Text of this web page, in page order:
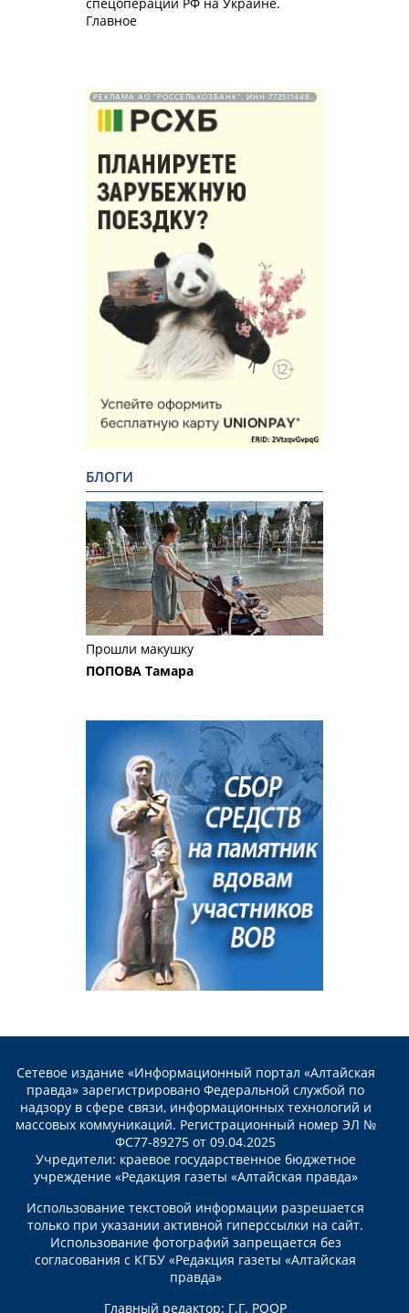
Главное
РЕКЛАМА АО "РОССЕЛЬХОЗБАНК". ИНН 772511448.
БЛОГИ
Прошли макушку
ПОПОВА Тамара
Сетевое издание «Информационный портал «Алтайская
правда» зарегистрировано Федеральной службой по
надзору в сфере связи, информационных технологий и
массовых коммуникаций. Регистрационный номер ЭЛ №
ФС77-89275 от 09.04.2025
Учредители: краевое государственное бюджетное
учреждение «Редакция газеты «Алтайская правда»
Использование текстовой информации разрешается
только при указании активной гиперссылки на сайт.
Использование фотографий запрещается без
согласования с КГБУ «Редакция газеты «Алтайская
правда»
Главный редактор: Г.Г. РООР